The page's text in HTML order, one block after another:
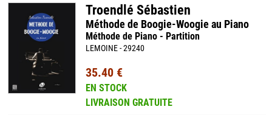
Troendlé Sébastien
Méthode de Boogie-Woogie au Piano
Méthode de Piano - Partition
LEMOINE - 29240
35.40 €
EN STOCK
LIVRAISON GRATUITE